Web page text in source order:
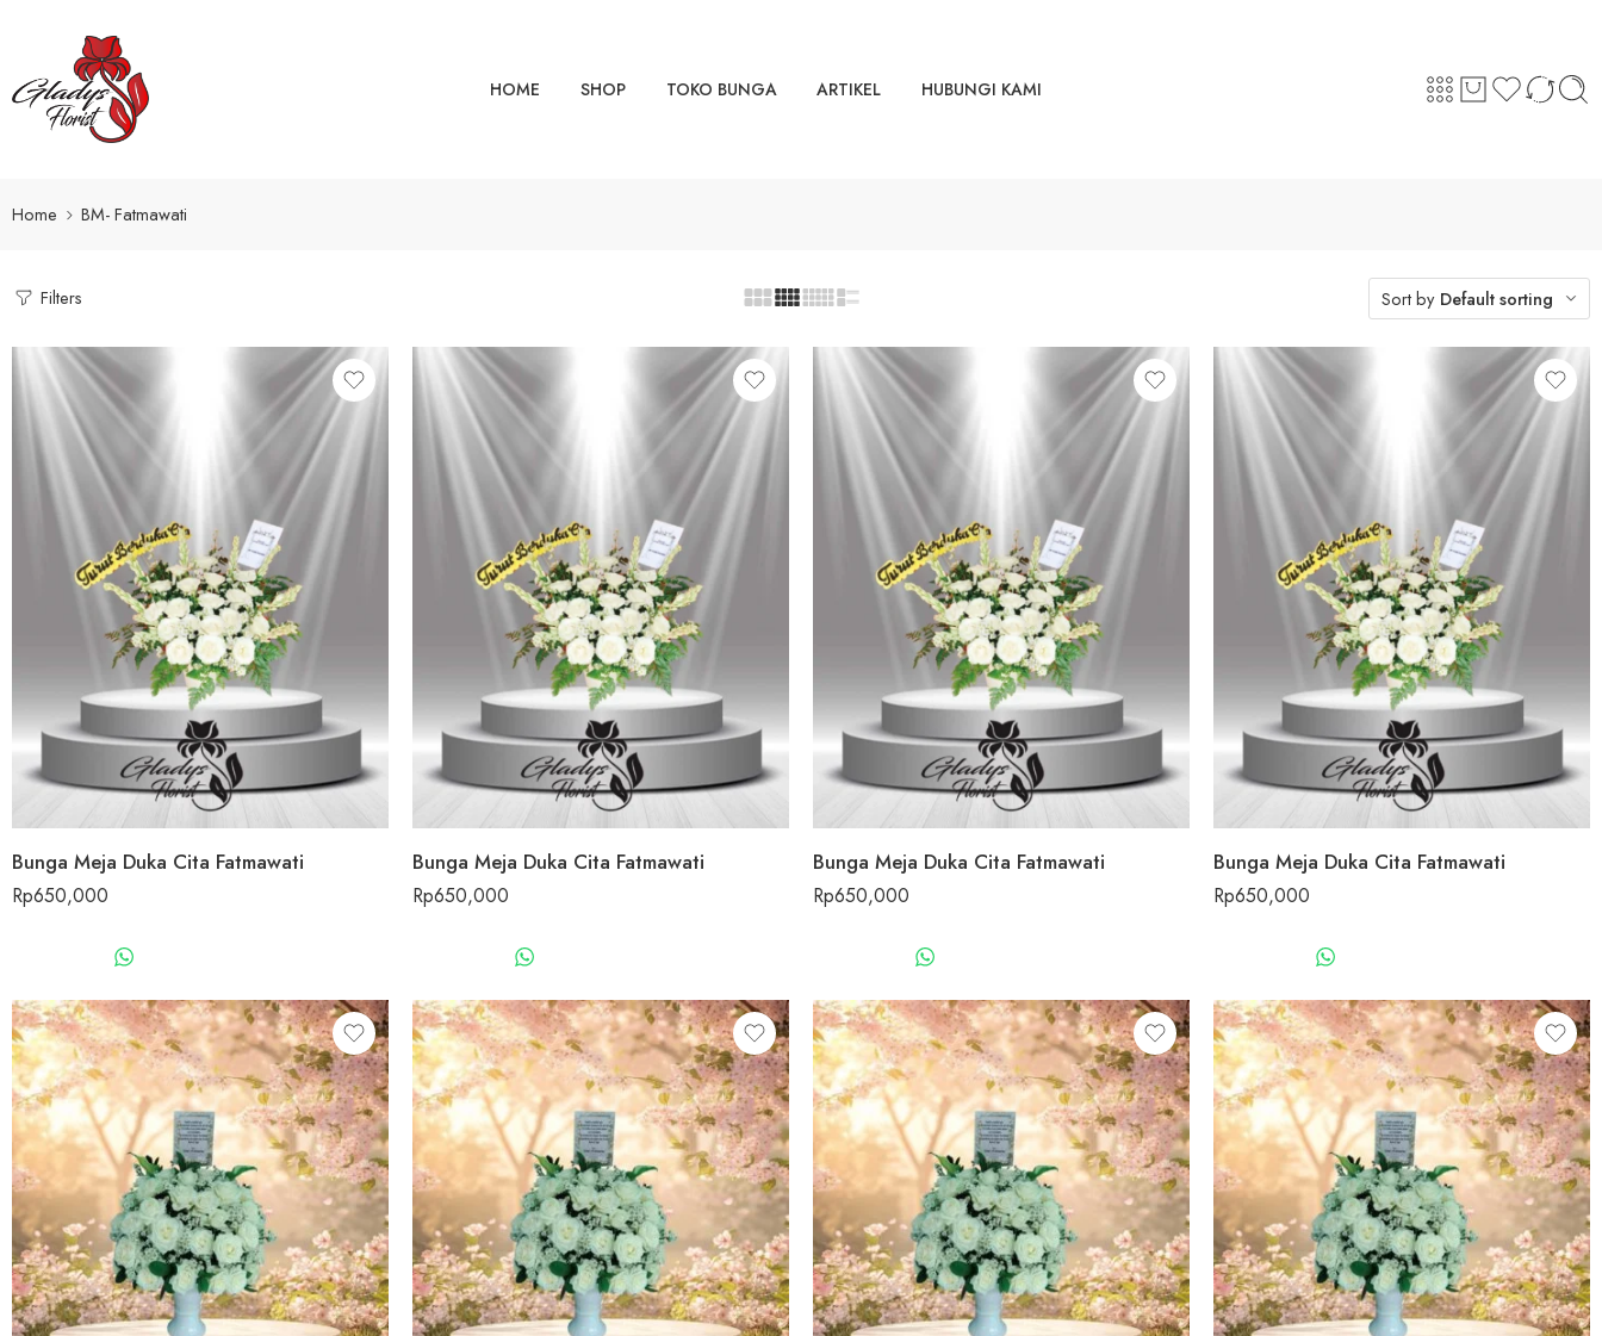
HOME SHOP TOKO BUNGA ARTIKEL HUBUNGI KAMI
Home BM- Fatmawati
Filters Sort by Default sorting
Bunga Meja Duka Cita Fatmawati
Rp650,000
Bunga Meja Duka Cita Fatmawati
Rp650,000
Bunga Meja Duka Cita Fatmawati
Rp650,000
Bunga Meja Duka Cita Fatmawati
Rp650,000